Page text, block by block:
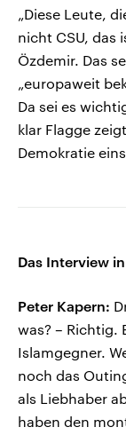
„Diese Leute,
nicht CSU, das
Özdemir. Das
„europaweit
Da sei es
klar Flagge
Demokratie
Das Interview
Peter Kapern:
was? – Richtig.
Islamgegner.
noch das
als Liebhaber
haben den